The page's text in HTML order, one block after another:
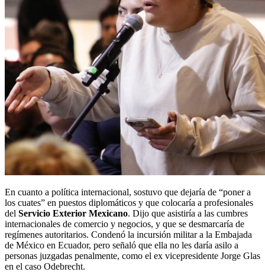
En cuanto a política internacional, sostuvo que dejaría de “poner a
los cuates” en puestos diplomáticos y que colocaría a profesionales
del Servicio Exterior Mexicano. Dijo que asistiría a las cumbres
internacionales de comercio y negocios, y que se desmarcaría de
regímenes autoritarios. Condenó la incursión militar a la Embajada
de México en Ecuador, pero señaló que ella no les daría asilo a
personas juzgadas penalmente, como el ex vicepresidente Jorge Glas
en el caso Odebrecht.